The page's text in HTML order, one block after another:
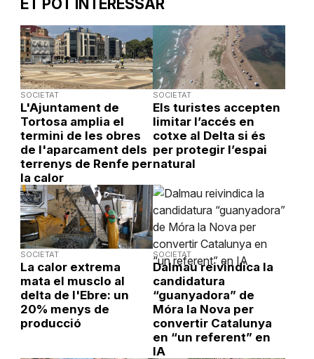
ET POT INTERESSAR
SOCIETAT
L'Ajuntament de
Tortosa amplia el
termini de les obres
de l'aparcament dels
terrenys de Renfe per
la calor
SOCIETAT
Els turistes accepten
limitar l’accés en
cotxe al Delta si és
per protegir l’espai
natural
SOCIETAT
La calor extrema
mata el musclo al
delta de l'Ebre: un
20% menys de
producció
SOCIETAT
Dalmau reivindica la
candidatura
“guanyadora” de
Móra la Nova per
convertir Catalunya
en “un referent” en
IA